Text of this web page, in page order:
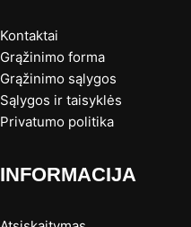
Kontaktai
Grąžinimo forma
Grąžinimo sąlygos
Sąlygos ir taisyklės
Privatumo politika
INFORMACIJA